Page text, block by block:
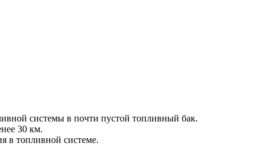
системы в почти пустой топливный бак.
30 км.
в топливной системе.